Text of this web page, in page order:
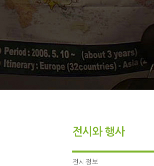
전시와 행사
전시정보